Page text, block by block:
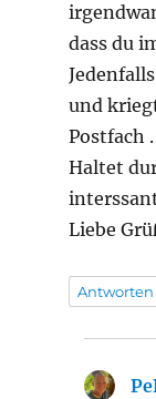
dass du
und
Postfach
Haltet
Liebe
Antworten